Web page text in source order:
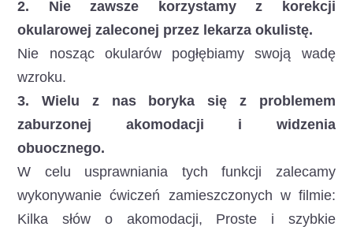
2. Nie zawsze korzystamy z korekcji
okularowej zaleconej przez lekarza okulistę.
Nie nosząc okularów pogłębiamy swoją wadę
wzroku.
3. Wielu z nas boryka się z problemem
zaburzonej akomodacji i widzenia
obuocznego.
W celu usprawniania tych funkcji zalecamy
wykonywanie ćwiczeń zamieszczonych w filmie:
Kilka słów o akomodacji, Proste i szybkie